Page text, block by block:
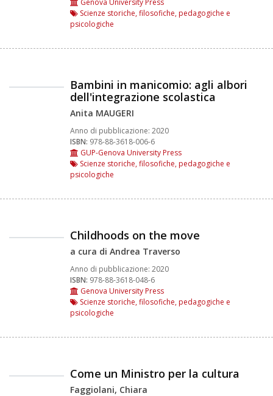
Genova University Press
Scienze storiche, filosofiche, pedagogiche e
psicologiche
Bambini in manicomio: agli albori
dell'integrazione scolastica
Anita MAUGERI
Anno di pubblicazione: 2020
ISBN: 978-88-3618-006-6
GUP-Genova University Press
Scienze storiche, filosofiche, pedagogiche e
psicologiche
Childhoods on the move
a cura di Andrea Traverso
Anno di pubblicazione: 2020
ISBN: 978-88-3618-048-6
Genova University Press
Scienze storiche, filosofiche, pedagogiche e
psicologiche
Come un Ministro per la cultura
Faggiolani, Chiara